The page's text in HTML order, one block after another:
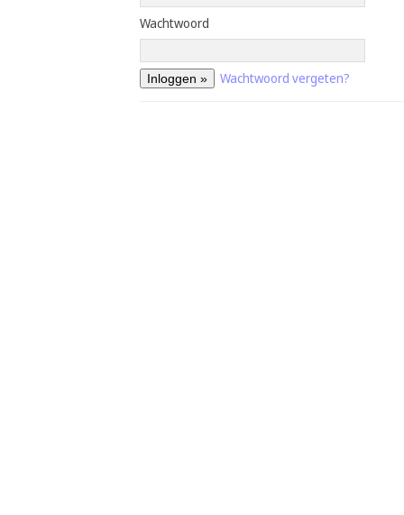
Wachtwoord
Wachtwoord vergeten?